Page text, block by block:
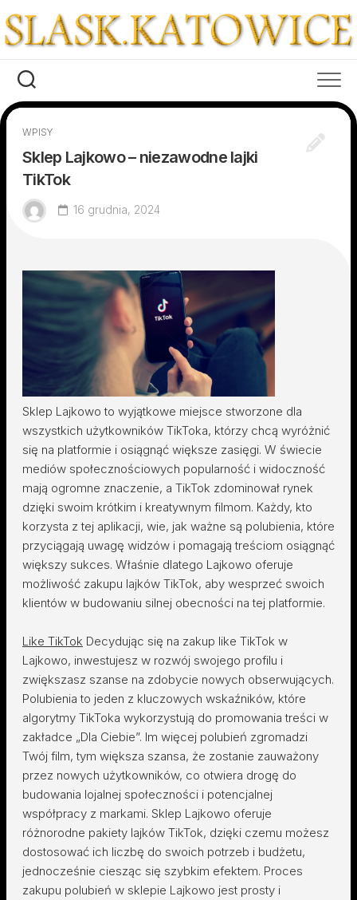
to
content
WPISY
Sklep Lajkowo – niezawodne lajki
TikTok
16 grudnia, 2024
Sklep Lajkowo to wyjątkowe miejsce stworzone dla
wszystkich użytkowników TikToka, którzy chcą wyróżnić
się na platformie i osiągnąć większe zasięgi. W świecie
mediów społecznościowych popularność i widoczność
mają ogromne znaczenie, a TikTok zdominował rynek
dzięki swoim krótkim i kreatywnym filmom. Każdy, kto
korzysta z tej aplikacji, wie, jak ważne są polubienia, które
przyciągają uwagę widzów i pomagają treściom osiągnąć
większy sukces. Właśnie dlatego Lajkowo oferuje
możliwość zakupu lajków TikTok, aby wesprzeć swoich
klientów w budowaniu silnej obecności na tej platformie.
Like TikTok Decydując się na zakup like TikTok w
Lajkowo, inwestujesz w rozwój swojego profilu i
zwiększasz szanse na zdobycie nowych obserwujących.
Polubienia to jeden z kluczowych wskaźników, które
algorytmy TikToka wykorzystują do promowania treści w
zakładce „Dla Ciebie”. Im więcej polubień zgromadzi
Twój film, tym większa szansa, że zostanie zauważony
przez nowych użytkowników, co otwiera drogę do
budowania lojalnej społeczności i potencjalnej
współpracy z markami. Sklep Lajkowo oferuje
różnorodne pakiety lajków TikTok, dzięki czemu możesz
dostosować ich liczbę do swoich potrzeb i budżetu,
jednocześnie ciesząc się szybkim efektem. Proces
zakupu polubień w sklepie Lajkowo jest prosty i